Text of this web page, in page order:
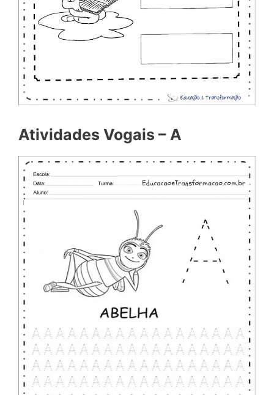
Atividades Vogais – A